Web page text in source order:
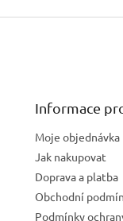
Informace
Moje objednávka
Jak nakupovat
Doprava a platba
Obchodní
Podmínky